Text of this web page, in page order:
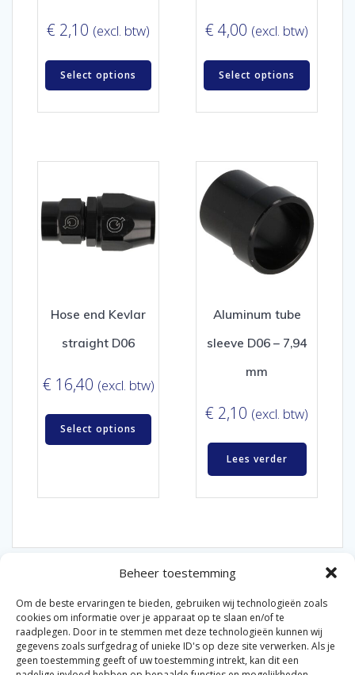
Beheer toestemming
Om de beste ervaringen te bieden, gebruiken wij technologieën zoals
cookies om informatie over je apparaat op te slaan en/of te
raadplegen. Door in te stemmen met deze technologieën kunnen wij
gegevens zoals surfgedrag of unieke ID's op deze site verwerken. Als je
geen toestemming geeft of uw toestemming intrekt, kan dit een
€ 2,10 (excl. btw)
Select options
€ 4,00 (excl. btw)
Select options
Hose end Kevlar
straight D06
€ 16,40 (excl. btw)
Select options
Aluminum tube
sleeve D06 – 7,94
mm
€ 2,10 (excl. btw)
Lees verder
© 2026 Van der Bel Las en Radiateurenbedrijf.